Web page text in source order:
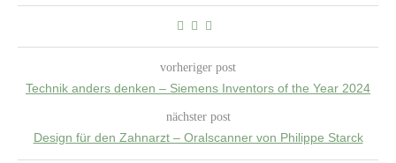
vorheriger post
Technik anders denken – Siemens Inventors of the Year 2024
nächster post
Design für den Zahnarzt – Oralscanner von Philippe Starck